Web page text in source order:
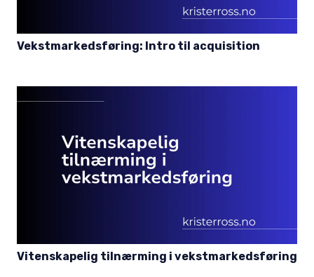
Vekstmarkedsføring: Intro til acquisition
Vitenskapelig tilnærming i vekstmarkedsføring